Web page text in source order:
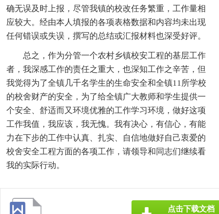
确无误及时上报，尽管我镇的校改任务繁重，工作量相
应较大。经由本人填报的各项表格数据和内容均未出现
任何错误或失误，撰写的总结或汇报材料也深受好评。
总之，作为分管一个农村乡镇校安工程的基层工作
者，我深感工作的责任之重大，也深知工作之辛苦，但
我觉得为了全镇几千名学生的生命安全和全镇11所学校
的校舍财产的安全，为了给全镇广大教师和学生提供一
个安全、舒适而又环境优雅的工作学习环境，做好这项
工作我值，我应该，我无愧。我有决心，有信心，有能
力在下步的工作中认真、扎实、自信地做好自己衷爱的
校舍安全工程方面的各项工作，请领导和同志们继续看
我的实际行动。
点击下载文档